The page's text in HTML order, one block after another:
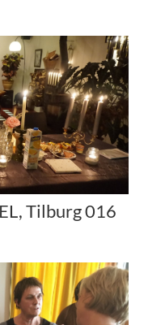
Tilburg 016